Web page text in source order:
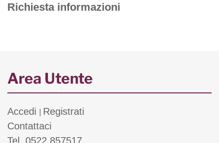
Richiesta informazioni
Area Utente
Accedi
Registrati
Contattaci
Tel. 0522 857517